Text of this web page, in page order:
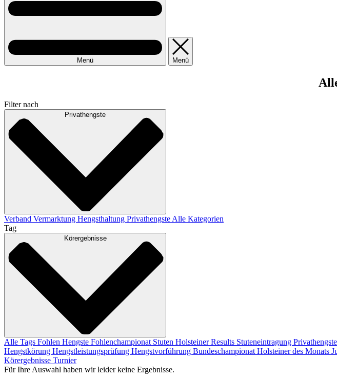
Menü Menü
Filter nach
Privathengste
Verband Vermarktung Hengsthaltung Privathengste Alle Kategorien
Tag
Körergebnisse
Alle Tags Fohlen Hengste Fohlenchampionat Stuten Holsteiner Results Stuteneintragung Privathengste
Hengstkörung Hengstleistungsprüfung Hengstvorführung Bundeschampionat Holsteiner des Monats
Körergebnisse Turnier
Für Ihre Auswahl haben wir leider keine Ergebnisse.